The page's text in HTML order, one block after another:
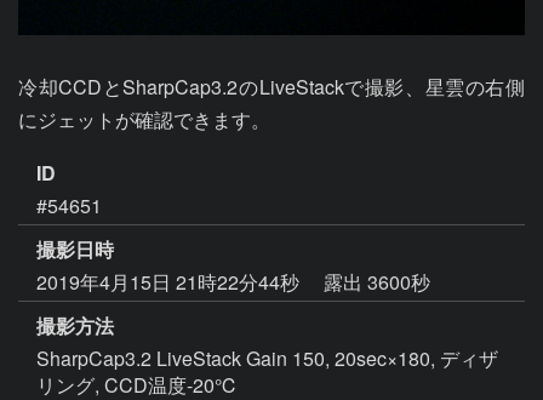
冷却CCDとSharpCap3.2のLiveStackで撮影、星雲の右側
にジェットが確認できます。
ID
#54651
撮影日時
2019年4月15日 21時22分44秒
露出 3600秒
撮影方法
SharpCap3.2 LiveStack Gain 150, 20sec×180, ディザ
リング, CCD温度-20℃